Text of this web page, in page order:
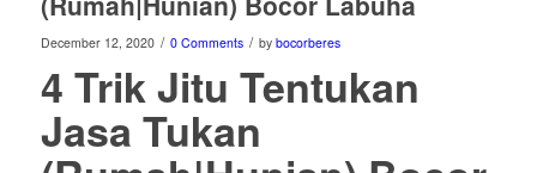
December 12, 2020 / 0 Comments / by bocorberes
4 Trik Jitu Tentukan
Jasa Tukan